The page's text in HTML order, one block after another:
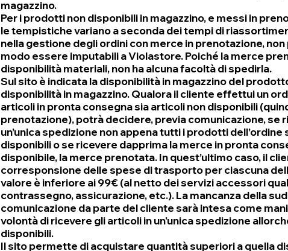
magazzino.
Per i prodotti non disponibili in magazzino, e messi in
le tempistiche variano a seconda dei tempi di
nella gestione degli ordini con merce in prenotazione, non
modo essere imputabili a Violastore. Poiché la merce
disponibilità materiali, non ha alcuna facoltà di spedirla.
Sul sito è indicata la disponibilità in magazzino del
disponibilità in magazzino. Qualora il cliente effettui un
articoli in pronta consegna sia articoli non disponibili
prenotazione), potrà decidere, previa comunicazione, se
un’unica spedizione non appena tutti i prodotti dell’ordine
disponibili o se ricevere dapprima la merce in pronta
disponibile, la merce prenotata. In quest’ultimo caso, il
corresponsione delle spese di trasporto per ciascuna
valore è inferiore ai 99€ (al netto dei servizi accessori
contrassegno, assicurazione, etc.). La mancanza della
comunicazione da parte del cliente sarà intesa come
volontà di ricevere gli articoli in un'unica spedizione
disponibili.
Il sito permette di acquistare quantità superiori a quella